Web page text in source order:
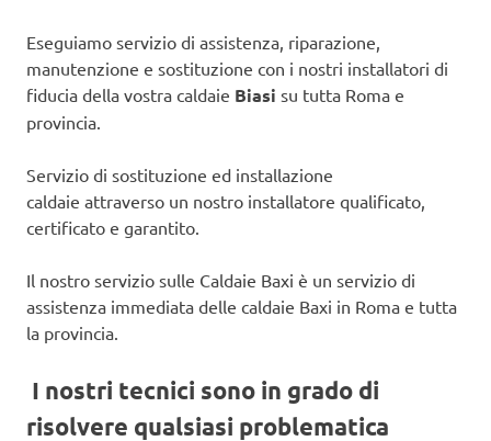
Eseguiamo servizio di assistenza, riparazione,
manutenzione e sostituzione con i nostri installatori di
fiducia della vostra caldaie Biasi su tutta Roma e
provincia.
Servizio di sostituzione ed installazione
caldaie attraverso un nostro installatore qualificato,
certificato e garantito.
Il nostro servizio sulle Caldaie Baxi è un servizio di
assistenza immediata delle caldaie Baxi in Roma e tutta
la provincia.
I nostri tecnici sono in grado di
risolvere qualsiasi problematica